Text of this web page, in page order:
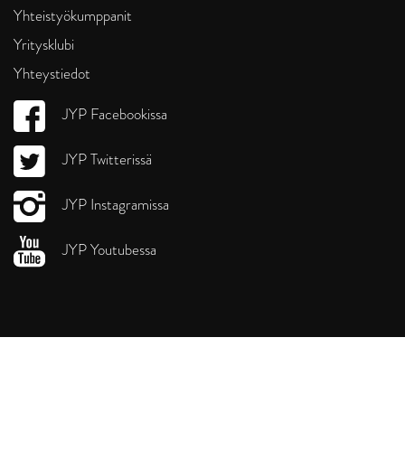
Yhteistyökumppanit
Yritysklubi
Yhteystiedot
JYP Facebookissa
JYP Twitterissä
JYP Instagramissa
JYP Youtubessa